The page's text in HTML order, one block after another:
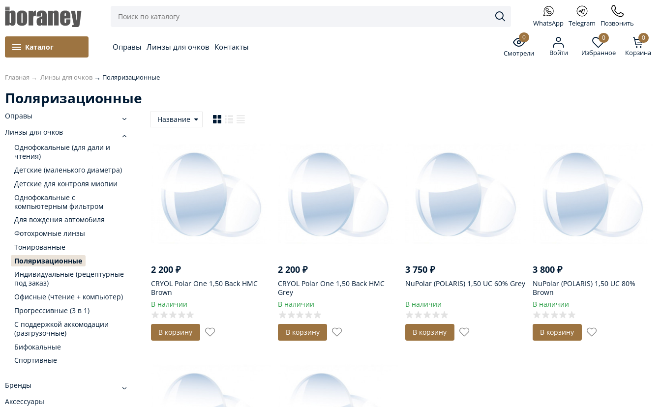
WhatsApp Telegram Позвонить
Каталог Оправы Линзы для очков Контакты
0
Смотрели
Войти
0
Избранное
0
Корзина
Главная → Линзы для очков → Поляризационные
Поляризационные
Оправы
Линзы для очков
Однофокальные (для дали и
чтения)
Детские (маленького диаметра)
Детские для контроля миопии
Однофокальные с
компьютерным фильтром
Для вождения автомобиля
Фотохромные линзы
Тонированные
Поляризационные
Индивидуальные (рецептурные
под заказ)
Офисные (чтение + компьютер)
Прогрессивные (3 в 1)
С поддержкой аккомодации
(разгрузочные)
Бифокальные
Спортивные
Бренды
Аксессуары
Название
2 200 ₽
CRYOL Polar One 1,50 Back HMC
Brown
В наличии
В корзину
2 200₽
CRYOL Polar One 1,50 Back HMC
Grey
В наличии
В корзину
3 750 ₽
NuPolar (POLARIS) 1,50 UC 60% Grey
В наличии
В корзину
3 800 ₽
NuPolar (POLARIS) 1,50 UC 80%
Brown
В наличии
В корзину